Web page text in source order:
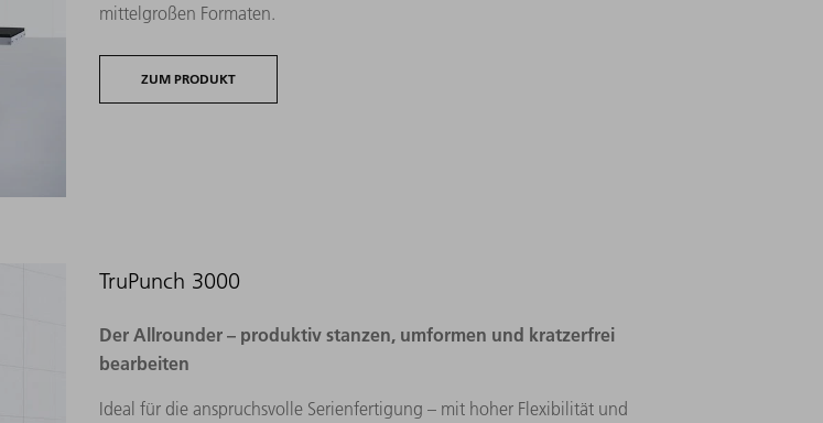
mittelgroßen Formaten.
ZUM PRODUKT
TruPunch 3000
Der Allrounder – produktiv stanzen, umformen und kratzerfrei
bearbeiten​
Ideal für die anspruchsvolle Serienfertigung – mit hoher Flexibilität und